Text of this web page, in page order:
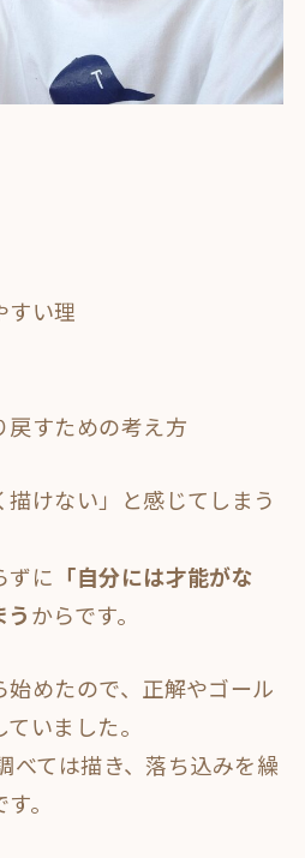
すい理
戻すための考え方
けない」と感じてしまう
ずに 「自分には才能がな
からです。
めたので、正解やゴール
いました。
べては描き、落ち込みを繰
。